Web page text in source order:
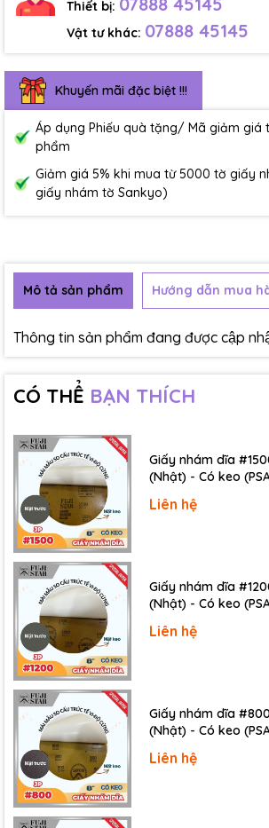
Thiết bị:
Vật tư khác: 07888 45145
Khuyến mãi đặc biệt !!!
Áp dụng Phiếu quà tặng/ Mã giảm giá
phẩm
Giảm giá 5% khi mua từ 5000 tờ giấy
giấy nhám tờ Sankyo)
Mô tả sản phẩm Hướng dẫn mua
Thông tin sản phẩm đang được cập
CÓ THỂ BẠN THÍCH
Giấy nhám dĩa
(Nhật) - Có keo
Liên hệ
Giấy nhám dĩa
(Nhật) - Có keo
Liên hệ
Giấy nhám dĩa
(Nhật) - Có keo
Liên hệ